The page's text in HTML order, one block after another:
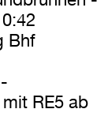
Bhf
RE5 ab